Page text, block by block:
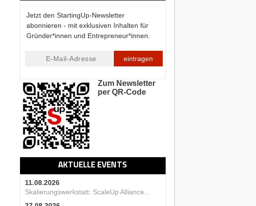
Jetzt den StartingUp-Newsletter
abonnieren - mit exklusiven Inhalten für
Gründer*innen und Entrepreneur*innen.
eintragen
Zum Newsletter
per QR-Code
AKTUELLE EVENTS
11.08.2026
Skalierungswerkstatt: ScaleUp Alliance...